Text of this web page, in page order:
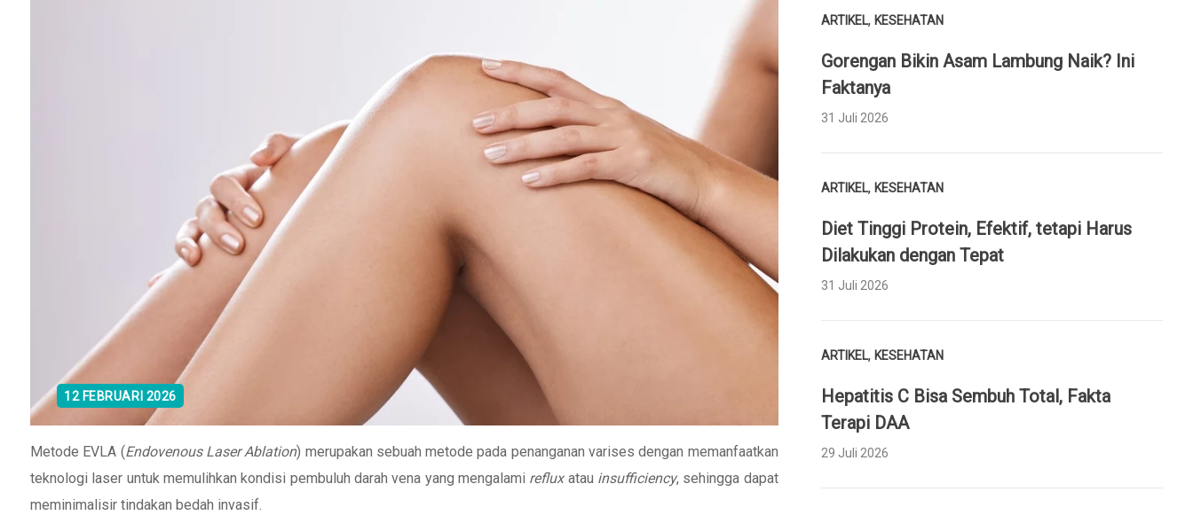
12 FEBRUARI 2026
Metode EVLA (Endovenous Laser Ablation) merupakan sebuah metode pada penanganan varises dengan memanfaatkan
teknologi laser untuk memulihkan kondisi pembuluh darah vena yang mengalami refluxatau insufficiency, sehingga dapat
meminimalisir tindakan bedah invasif.
ARTIKEL, KESEHATAN
Gorengan Bikin Asam Lambung Naik? Ini
Faktanya
31 Juli 2026
ARTIKEL, KESEHATAN
Diet Tinggi Protein, Efektif, tetapi Harus
Dilakukan dengan Tepat
31 Juli 2026
ARTIKEL, KESEHATAN
Hepatitis C Bisa Sembuh Total, Fakta
Terapi DAA
29 Juli 2026